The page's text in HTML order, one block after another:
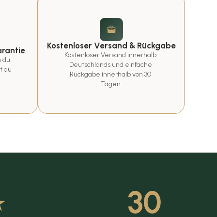
du
du
Kostenloser Versand & Rückgabe
Kostenloser Versand innerhalb
Deutschlands und einfache
Rückgabe innerhalb von 30
Tagen.
30